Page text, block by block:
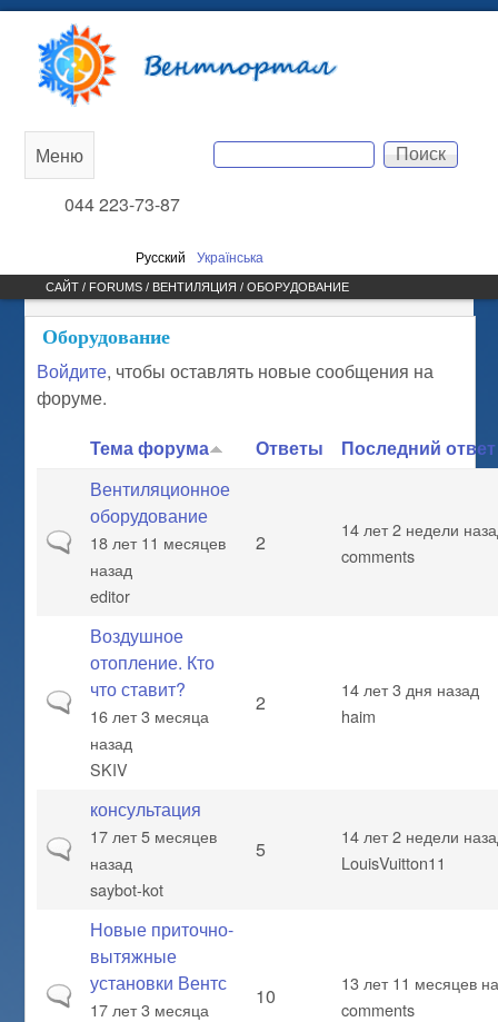
содержанию
Вентпортал
Форма поиска
Поиск
044 223-73-87
Русский Українська
Main
menu
Меню
САЙТ /
ВЫ ЗДЕСЬ
FORUMS/ ВЕНТИЛЯЦИЯ / ОБОРУДОВАНИЕ
Оборудование
Войдите, чтобы оставлять новые сообщения на
форуме.
Тема форума
Ответы Последний ответ
Обычная тема
Вентиляционное
оборудование
18 лет 11 месяцев
назад
editor
2
14 лет 2 недели
comments
Обычная тема
Воздушное
отопление. Кто
что ставит?
16 лет 3 месяца
назад
SKIV
2
14 лет 3 дня назад
haim
Обычная тема
консультация
17 лет 5 месяцев
назад
saybot-kot
5
14 лет 2 недели
LouisVuitton11
Обычная тема
Новые приточно-
вытяжные
установки Вентс
17 лет 3 месяца
10
13 лет 11 месяцев
comments